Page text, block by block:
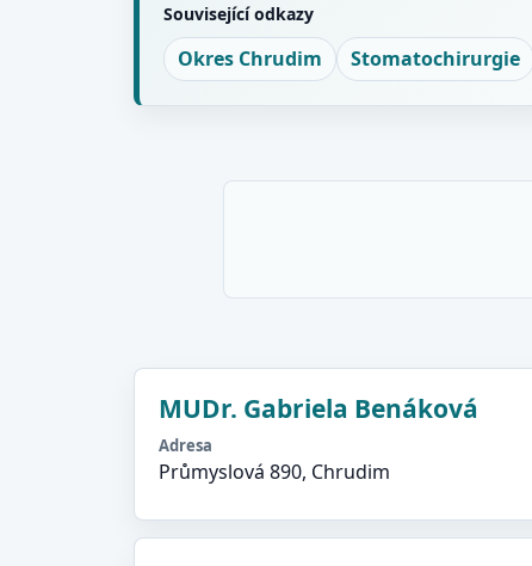
Související odkazy
Okres Chrudim Stomatochirurgie
MUDr. Gabriela Benáková
Adresa
Průmyslová 890, Chrudim